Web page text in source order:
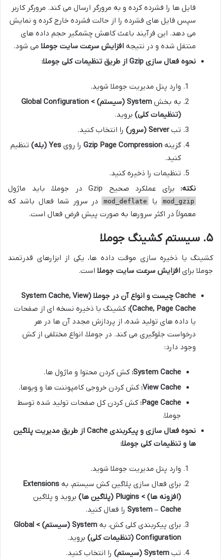
فایل ها را فشرده کرده و به مرورگر ارسال می کند. مرورگر کاربر
سپس فایل های فشرده را از حالت فشرده خارج کرده و نمایش
می دهد. این فرآیند باعث کاهش چشمگیر حجم داده های
منتقل شده و در نتیجه افزایش سرعت سایت جوملا می شود.
نحوه فعال سازی Gzip از طریق تنظیمات کلی جوملا:
وارد پنل مدیریت جوملا شوید.
به بخش
System (سیستم) > Global Configuration
(تنظیمات کلی) بروید.
تبServer (سرور)
را انتخاب کنید.
گزینه Gzip Page Compression را روی Yes (بله)
تنظیم
کنید.
تنظیمات را ذخیره کنید.
نکته: برای عملکرد صحیح Gzip در جوملا، باید ماژول
mod_gzip یا mod_deflate
در سرور شما فعال باشد که
معمولاً در اکثر سرورها به صورت پیش فرض فعال است.
۵. سیستم کشینگ جوملا
کشینگ یا ذخیره سازی موقت داده ها، یکی از ابزارهای قدرتمند
جوملا برای افزایش سرعت سایت جوملا است.
Cache چیست و انواع آن در جوملا (System Cache, View
Cache, Page Cache):
کشینگ با ذخیره نسخه ای از صفحات
یا داده های تولید شده، از پردازش مجدد آن ها در هر
درخواست جلوگیری می کند. در جوملا، انواع مختلفی از کش
وجود دارد:
System Cache: کش کردن محتوا و ماژول ها.
View Cache: کش کردن خروجی کامپوننت ها و ویوها.
Page Cache: کش کردن کل صفحات تولید شده توسط
جوملا.
نحوه فعال سازی و پیکربندی Cache از طریق مدیریت پلاگین
ها و تنظیمات کلی جوملا:
وارد پنل مدیریت جوملا شوید.
برای فعال سازی پلاگین کش سیستم، به Extensions
(افزونه ها) > Plugins (پلاگین ها)
بروید و پلاگین
System – Cache را فعال کنید.
برای پیکربندی کلی کش، به
System (سیستم) > Global
Configuration (تنظیمات کلی)
بروید.
تب System (سیستم)
را انتخاب کنید.